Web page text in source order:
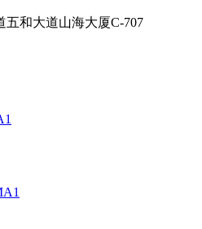
和大道山海大厦C-707